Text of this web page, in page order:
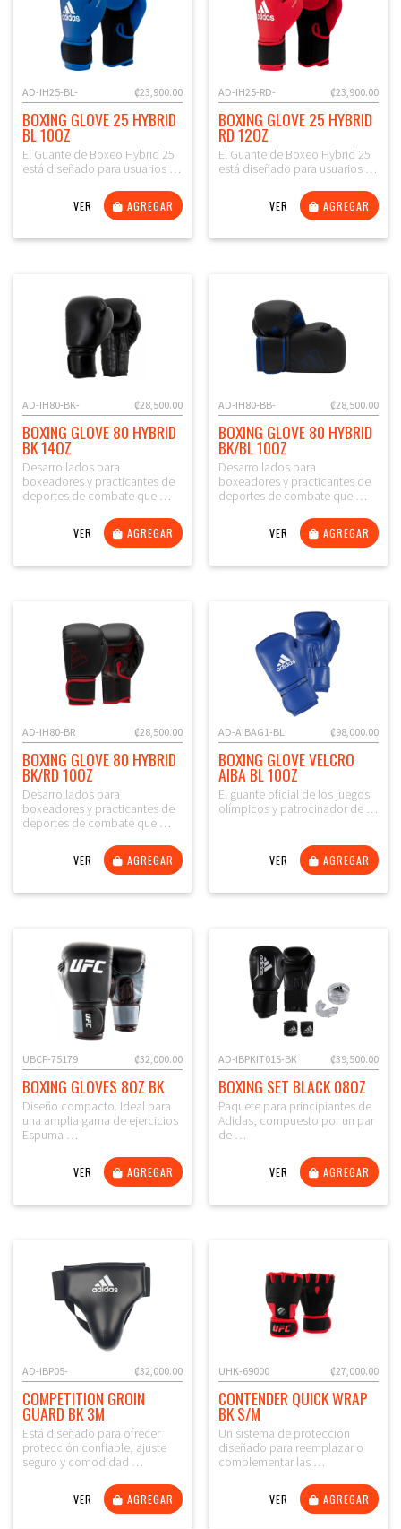
₡23,900.00
AD-IH25-BL-
BOXING GLOVE 25 HYBRID
BL 10OZ
El Guante de Boxeo Hybrid 25
está diseñado para usuarios …
VER AGREGAR
₡23,900.00
AD-IH25-RD-
BOXING GLOVE 25 HYBRID
RD 12OZ
El Guante de Boxeo Hybrid 25
está diseñado para usuarios …
VER AGREGAR
₡28,500.00
AD-IH80-BK-
BOXING GLOVE 80 HYBRID
BK 14OZ
Desarrollados para
boxeadores y practicantes de
deportes de combate que …
VER AGREGAR
₡28,500.00
AD-IH80-BB-
BOXING GLOVE 80 HYBRID
BK/BL 10OZ
Desarrollados para
boxeadores y practicantes de
deportes de combate que …
VER AGREGAR
₡28,500.00
AD-IH80-BR
BOXING GLOVE 80 HYBRID
BK/RD 10OZ
Desarrollados para
boxeadores y practicantes de
deportes de combate que …
VER AGREGAR
₡98,000.00
AD-AIBAG1-BL
BOXING GLOVE VELCRO
AIBA BL 10OZ
El guante oficial de los juegos
olímpicos y patrocinador de …
VER AGREGAR
₡32,000.00
UBCF-75179
BOXING GLOVES 8OZ BK
Diseño compacto. Ideal para
una amplia gama de ejercicios
Espuma …
VER AGREGAR
₡39,500.00
AD-IBPKIT01S-BK
BOXING SET BLACK 08OZ
Paquete para principiantes de
Adidas, compuesto por un par
de …
VER AGREGAR
₡32,000.00
AD-IBP05-
COMPETITION GROIN
GUARD BK 3M
Está diseñado para ofrecer
protección confiable, ajuste
seguro y comodidad …
VER AGREGAR
₡27,000.00
UHK-69000
CONTENDER QUICK WRAP
BK S/M
Un sistema de protección
diseñado para reemplazar o
complementar las …
VER AGREGAR